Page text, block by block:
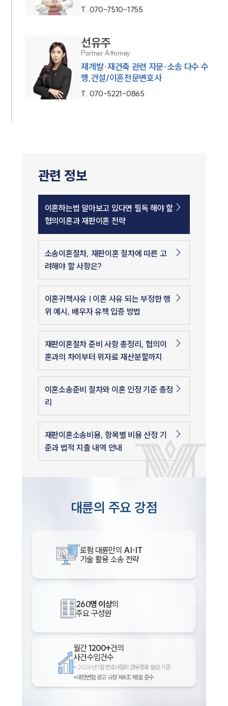
인재채용
만화로 보는 사례
T. 070-7510-1755
선유주
Partner Attorney
재개발·재건축 관련 자문·소송 다수 수
행,건설/이혼전문변호사
T. 070-5221-0865
관련 정보
이혼하는법 알아보고 있다면 필독 해야 할
협의이혼과 재판이혼 전략
소송이혼절차, 재판이혼 절차에 따른 고
려해야 할 사항은?
이혼귀책사유 | 이혼 사유 되는 부정한 행
위 예시, 배우자 유책 입증 방법
재판이혼절차 준비 사항 총정리, 협의이
혼과의 차이부터 위자료 재산분할까지
이혼소송준비 절차와 이혼 인정 기준 총정
리
재판이혼소송비용, 항목별 비용 산정 기
준과 법적 지출 내역 안내
대륜의 주요 강점
로펌 대륜만의 AI·IT
기술 활용 소송 전략
260명 이상의
주요 구성원
월간1200+건의
사건수임건수
* 2026년 1월 변호사협회 경유증표 발급 기준
*대한변협 광고 규정 제4조 제1호 준수